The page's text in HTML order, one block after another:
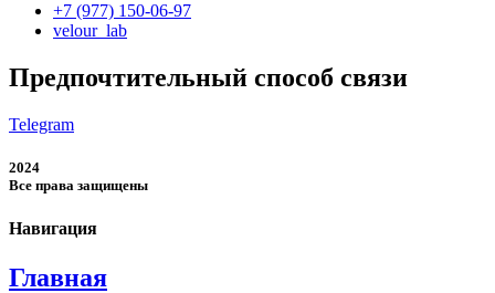
+7 (977) 150-06-97
velour_lab
Предпочтительный способ связи
Telegram
2024
Все права защищены
Навигация
Главная